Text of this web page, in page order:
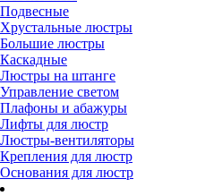
Подвесные
Хрустальные люстры
Большие люстры
Каскадные
Люстры на штанге
Управление светом
Плафоны и абажуры
Лифты для люстр
Люстры-вентиляторы
Крепления для люстр
Основания для люстр